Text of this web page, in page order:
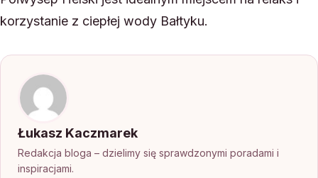
korzystanie z ciepłej wody Bałtyku.
Łukasz Kaczmarek
Redakcja bloga – dzielimy się sprawdzonymi poradami i
inspiracjami.